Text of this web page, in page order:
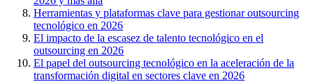
Herramientas y plataformas clave para gestionar outsourcing
tecnológico en 2026
El impacto de la escasez de talento tecnológico en el
outsourcing en 2026
El papel del outsourcing tecnológico en la aceleración de la
transformación digital en sectores clave en 2026